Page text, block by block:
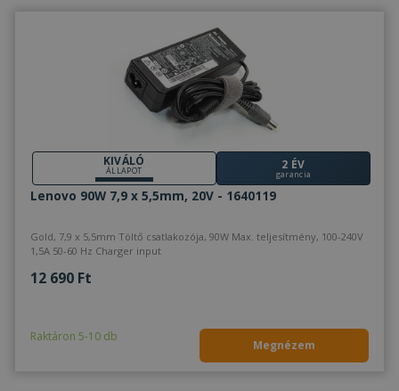
KIVÁLÓ
ÁLLAPOT 2 ÉV
garancia
Lenovo 90W 7,9 x 5,5mm, 20V - 1640119
Gold, 7,9 x 5,5mm Töltő csatlakozója, 90W Max. teljesítmény, 100-240V
1,5A 50-60 Hz Charger input
12 690 Ft
Raktáron 5-10 db
Megnézem